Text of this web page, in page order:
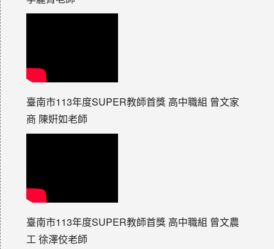
臺南市113年度SUPER教師首獎 高中職組 曾文家
商 陳姸如老師
臺南市113年度SUPER教師首獎 高中職組 曾文農
工 徐澤佼老師